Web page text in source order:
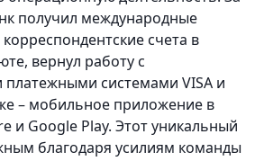
получил международные
счета в
вернул работу с
системами VISA и
– мобильное приложение в
и Google Play. Этот уникальный
благодаря усилиям команды